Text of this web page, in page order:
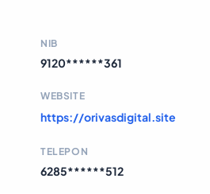
NIB
9120******361
WEBSITE
https://orivasdigital.site
TELEPON
6285******512